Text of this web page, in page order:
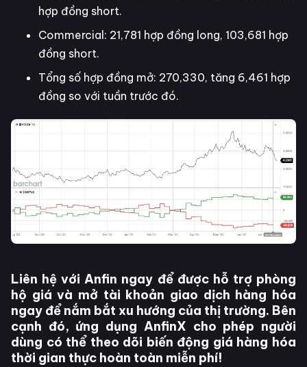
hợp đồng short.
Commercial: 21,781 hợp đồng long, 103,681 hợp
đồng short.
Tổng số hợp đồng mở: 270,330, tăng 6,461 hợp
đồng so với tuần trước đó.
Liên hệ với Anfin ngay để được hỗ trợ phòng
hộ giá và mở tài khoản giao dịch hàng hóa
ngay để nắm bắt xu hướng của thị trường. Bên
cạnh đó, ứng dụng AnfinX cho phép người
dùng có thể theo dõi biến động giá hàng hóa
thời gian thực hoàn toàn miễn phí!